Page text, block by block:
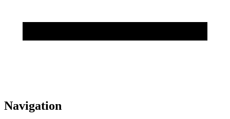
Navigation